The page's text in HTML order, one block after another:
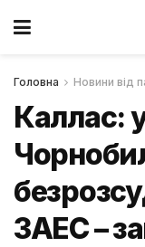
Головна Новини від
Каллас:
ЗАЕС –